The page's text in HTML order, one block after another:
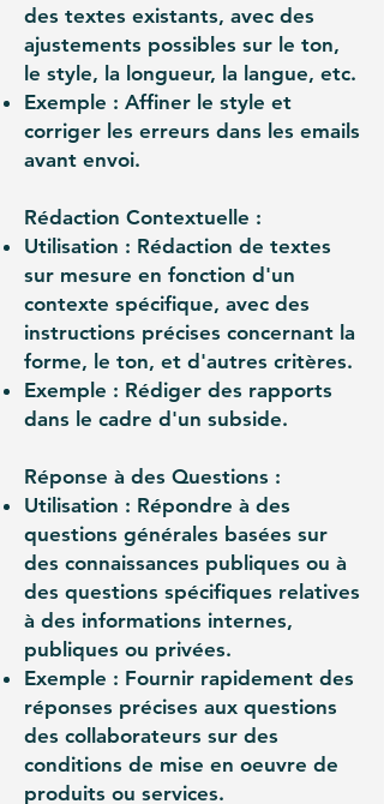
des textes existants, avec des
ajustements possibles sur le ton,
le style, la longueur, la langue, etc.
Exemple : Affiner le style et
corriger les erreurs dans les emails
avant envoi.
Rédaction Contextuelle :
Utilisation : Rédaction de textes
sur mesure en fonction d'un
contexte spécifique, avec des
instructions précises concernant la
forme, le ton, et d'autres critères.
Exemple : Rédiger des rapports
dans le cadre d'un subside.
Réponse à des Questions :
Utilisation : Répondre à des
questions générales basées sur
des connaissances publiques ou à
des questions spécifiques relatives
à des informations internes,
publiques ou privées.
Exemple : Fournir rapidement des
réponses précises aux questions
des collaborateurs sur des
conditions de mise en oeuvre de
produits ou services.